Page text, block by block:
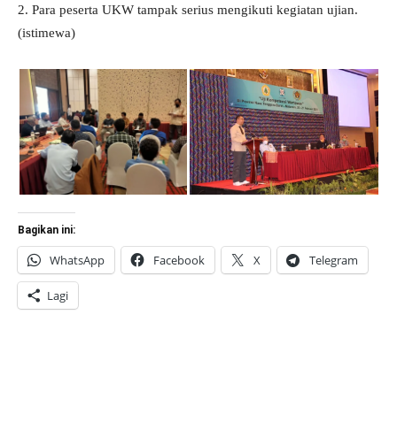
2. Para peserta UKW tampak serius mengikuti kegiatan ujian.
(istimewa)
Bagikan ini:
WhatsApp Facebook X Telegram
Lagi